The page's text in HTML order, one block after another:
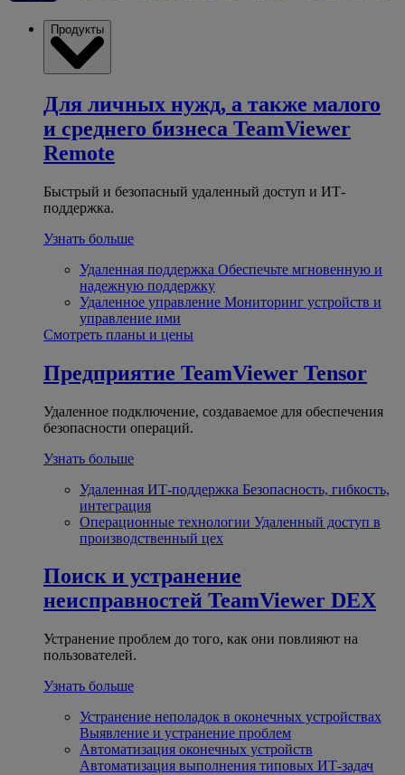
Продукты
Для личных нужд, а также малого
и среднего бизнеса TeamViewer
Remote
Быстрый и безопасный удаленный доступ и ИТ-
поддержка.
Узнать больше
Удаленная поддержка Обеспечьте мгновенную и
надежную поддержку
Удаленное управление Мониторинг устройств и
управление ими
Смотреть планы и цены
Предприятие TeamViewer Tensor
Удаленное подключение, создаваемое для обеспечения
безопасности операций.
Узнать больше
Удаленная ИТ-поддержка Безопасность, гибкость,
интеграция
Операционные технологии Удаленный доступ в
производственный цех
Поиск и устранение
неисправностей TeamViewer DEX
Устранение проблем до того, как они повлияют на
пользователей.
Узнать больше
Устранение неполадок в оконечных устройствах
Выявление и устранение проблем
Автоматизация оконечных устройств
Автоматизация выполнения типовых ИТ-задач